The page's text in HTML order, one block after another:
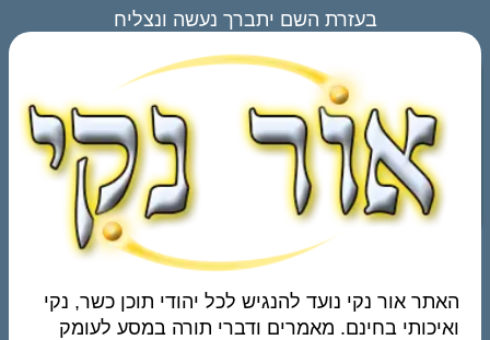
בעזרת השם יתברך נעשה ונצליח
האתר אור נקי נועד להנגיש לכל יהודי תוכן כשר, נקי
ואיכותי בחינם. מאמרים ודברי תורה במסע לעומק